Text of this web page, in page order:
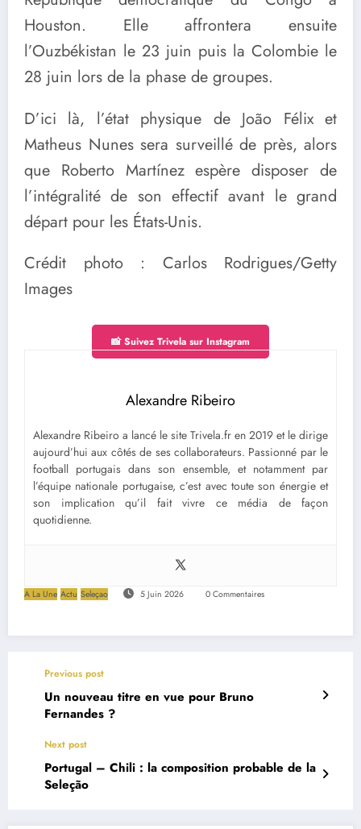
Houston. Elle affrontera ensuite
l’Ouzbékistan le 23 juin puis la Colombie le
28 juin lors de la phase de groupes.
D’ici là, l’état physique de João Félix et
Matheus Nunes sera surveillé de près, alors
que Roberto Martínez espère disposer de
l’intégralité de son effectif avant le grand
départ pour les États-Unis.
Crédit photo : Carlos Rodrigues/Getty
Images
📸 Suivez Trivela sur Instagram
Alexandre Ribeiro
Alexandre Ribeiro a lancé le site Trivela.fr en 2019 et le dirige
aujourd’hui aux côtés de ses collaborateurs. Passionné par le
football portugais dans son ensemble, et notamment par
l’équipe nationale portugaise, c’est avec toute son énergie et
son implication qu’il fait vivre ce média de façon
quotidienne.
A La Une Actu Seleçao 5 Juin 2026 0 Commentaires
Previous post
Un nouveau titre en vue pour Bruno
Fernandes ?
Next post
Portugal – Chili : la composition probable de la
Seleção